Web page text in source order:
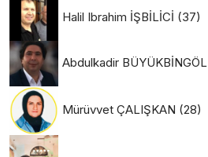
Halil Ibrahim İŞBİLİCİ (37)
Abdulkadir BÜYÜKBİNGÖL
Mürüvvet ÇALIŞKAN (28)